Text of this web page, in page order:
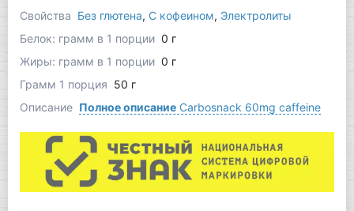
Свойства Без глютена, С кофеином, Электролиты
Белок: грамм в 1 порции 0 г
Жиры: грамм в 1 порции 0 г
Грамм 1 порция 50 г
Описание Полное описаниеCarbosnack 60mg caffeine